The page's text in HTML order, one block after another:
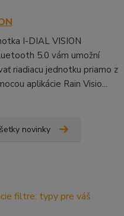
I-DIAL VISION
5.0 vám umožní
riadiacu jednotku priamo z
aplikácie Rain Visio...
novinky